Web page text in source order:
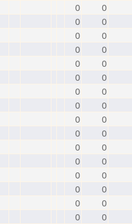
0
0
0
0
0
0
0
0
0
0
0
0
0
0
0
0
0
0
0
0
0
0
0
0
0
0
0
0
0
0
0
0